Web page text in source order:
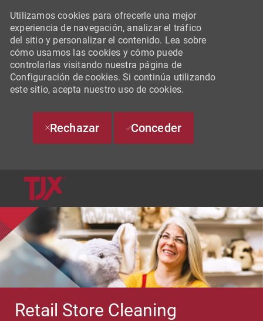
Utilizamos cookies para ofrecerle una mejor
experiencia de navegación, analizar el tráfico
del sitio y personalizar el contenido. Lea sobre
cómo usamos las cookies y cómo puede
controlarlas visitando nuestra página de
Configuración de cookies. Si continúa utilizando
este sitio, acepta nuestro uso de cookies.
Rechazar Conceder
Retail Store Cleaning